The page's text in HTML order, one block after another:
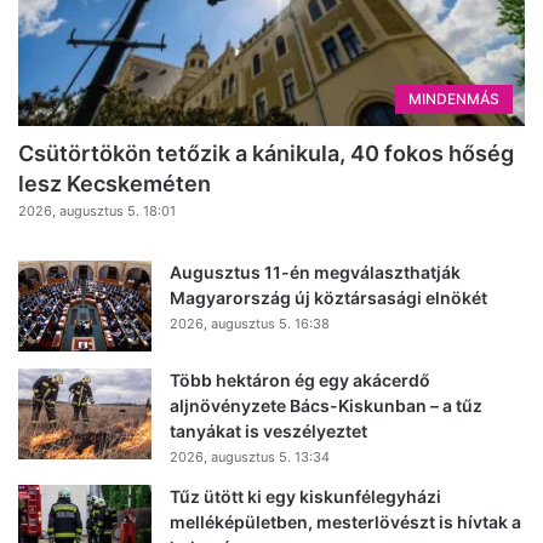
MINDENMÁS
Csütörtökön tetőzik a kánikula, 40 fokos hőség
lesz Kecskeméten
2026, augusztus 5. 18:01
Augusztus 11-én megválaszthatják
Magyarország új köztársasági elnökét
2026, augusztus 5. 16:38
Több hektáron ég egy akácerdő
aljnövényzete Bács-Kiskunban – a tűz
tanyákat is veszélyeztet
2026, augusztus 5. 13:34
Tűz ütött ki egy kiskunfélegyházi
melléképületben, mesterlövészt is hívtak a